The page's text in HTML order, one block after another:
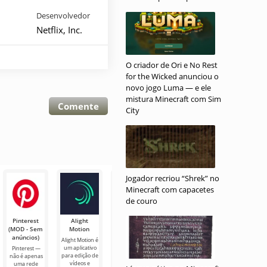
Desenvolvedor
Netflix, Inc.
Comente
Pinterest
(MOD - Sem
anúncios)
Pinterest —
não é apenas
uma rede
Alight
Motion
Alight Motion é
um aplicativo
para edição de
vídeos e
Split APKs
Installer
(SAI)
Split APKs
Installer é um
Likee
Likee é um
editor de
imagens e
vídeos simples,
O criador de Ori e No Rest
for the Wicked anunciou o
novo jogo Luma — e ele
mistura Minecraft com Sim
City
Jogador recriou “Shrek” no
Minecraft com capacetes
de couro